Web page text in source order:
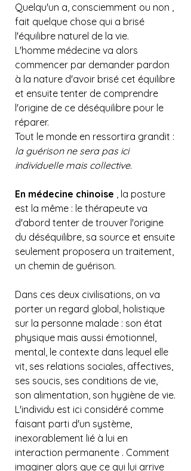
Quelqu'un a, consciemment ou non ,
fait quelque chose qui a brisé
l'équilibre naturel de la vie.
L'homme médecine va alors
commencer par demander pardon
à la nature d'avoir brisé cet équilibre
et ensuite tenter de comprendre
l'origine de ce déséquilibre pour le
réparer.
Tout le monde en ressortira grandit :
la guérison ne sera pas ici
individuelle mais collective.
En médecine chinoise , la posture
est la même : le thérapeute va
d'abord tenter de trouver l'origine
du déséquilibre, sa source et ensuite
seulement proposera un traitement,
un chemin de guérison.
Dans ces deux civilisations, on va
porter un regard global, holistique
sur la personne malade : son état
physique mais aussi émotionnel,
mental, le contexte dans lequel elle
vit, ses relations sociales, affectives,
ses soucis, ses conditions de vie,
son alimentation, son hygiène de vie.
L'individu est ici considéré comme
faisant parti d'un système,
inexorablement lié à lui en
interaction permanente . Comment
imaginer alors que ce qui lui arrive